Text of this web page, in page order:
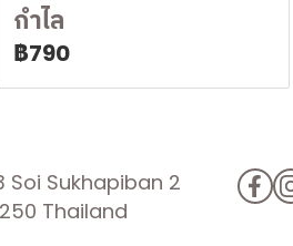
กำไล
฿790
Sukhapiban 2
Thailand